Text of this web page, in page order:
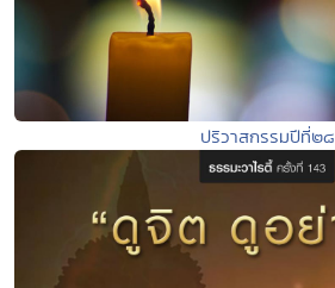
ปริวาสกรรมปีที่๒๘